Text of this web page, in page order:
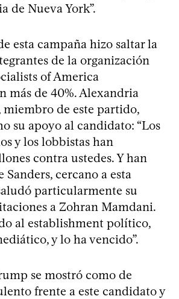
de Nueva York”.
esta campaña hizo saltar la
de la organización
of America
más de 40%. Alexandria
miembro de este partido,
su apoyo al candidato: “Los
y los lobbistas han
contra ustedes. Y han
Sanders, cercano a esta
particularmente su
a Zohran Mamdani.
al establishment político,
y lo ha vencido”.
se mostró como de
frente a este candidato y